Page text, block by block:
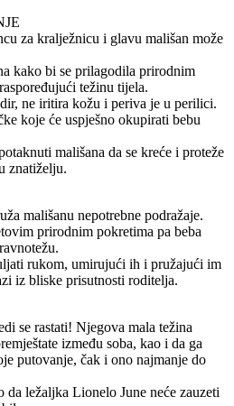
za kralježnicu i glavu mališan može
kako bi se prilagodila prirodnim
težinu tijela.
ne iritira kožu i periva je u perilici.
koje će uspješno okupirati bebu
mališana da se kreće i proteže
znatiželju.
mališanu nepotrebne podražaje.
prirodnim pokretima pa beba
rukom, umirujući ih i pružajući im
iz bliske prisutnosti roditelja.
se rastati! Njegova mala težina
između soba, kao i da ga
putovanje, čak i ono najmanje do
ležaljka Lionelo June neće zauzeti